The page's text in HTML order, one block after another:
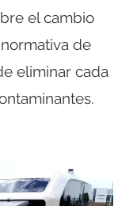
el cambio
de
eliminar cada